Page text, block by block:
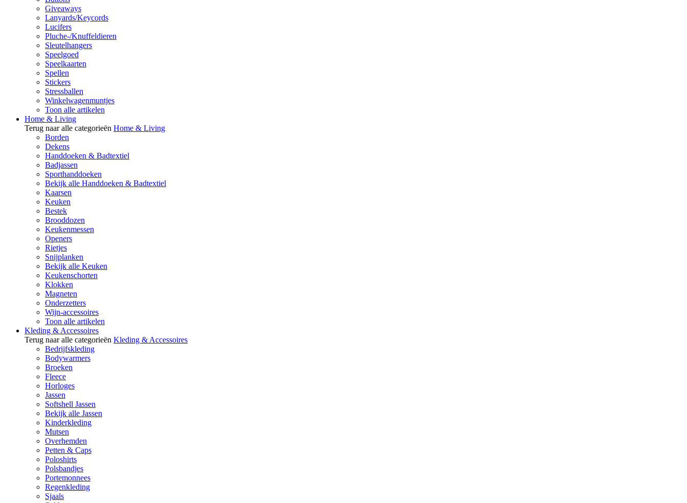
Giveaways
Lanyards/Keycords
Lucifers
Pluche-/Knuffeldieren
Sleutelhangers
Speelgoed
Speelkaarten
Spellen
Stickers
Stressballen
Winkelwagenmuntjes
Toon alle artikelen
Home & Living
Terug naar alle categorieën Home & Living
Borden
Dekens
Handdoeken & Badtextiel
Badjassen
Sporthanddoeken
Bekijk alle Handdoeken & Badtextiel
Kaarsen
Keuken
Bestek
Brooddozen
Keukenmessen
Openers
Rietjes
Snijplanken
Bekijk alle Keuken
Keukenschorten
Klokken
Magneten
Onderzetters
Wijn-accessoires
Toon alle artikelen
Kleding & Accessoires
Terug naar alle categorieën Kleding & Accessoires
Bedrijfskleding
Bodywarmers
Broeken
Fleece
Horloges
Jassen
Softshell Jassen
Bekijk alle Jassen
Kinderkleding
Mutsen
Overhemden
Petten & Caps
Poloshirts
Polsbandjes
Portemonnees
Regenkleding
Sjaals